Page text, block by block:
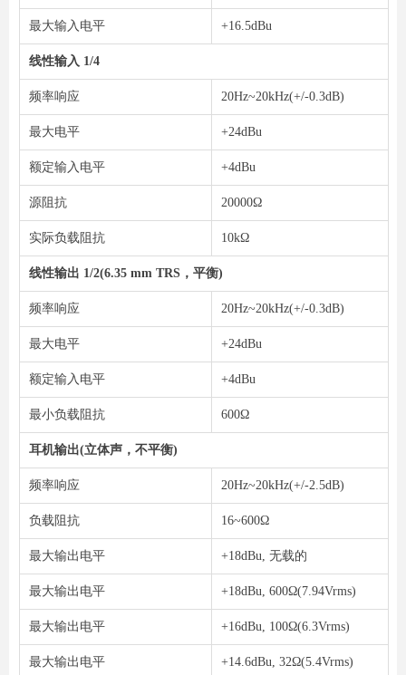
最大输入电平 +16.5dBu
线性输入 1/4
频率响应 20Hz~20kHz(+/-0.3dB)
最大电平 +24dBu
额定输入电平 +4dBu
源阻抗 20000Ω
实际负载阻抗 10kΩ
线性输出 1/2(6.35 mm TRS，平衡)
频率响应 20Hz~20kHz(+/-0.3dB)
最大电平 +24dBu
额定输入电平 +4dBu
最小负载阻抗 600Ω
耳机输出(立体声，不平衡)
频率响应 20Hz~20kHz(+/-2.5dB)
负载阻抗 16~600Ω
最大输出电平 +18dBu, 无载的
最大输出电平 +18dBu, 600Ω(7.94Vrms)
最大输出电平 +16dBu, 100Ω(6.3Vrms)
最大输出电平 +14.6dBu, 32Ω(5.4Vrms)